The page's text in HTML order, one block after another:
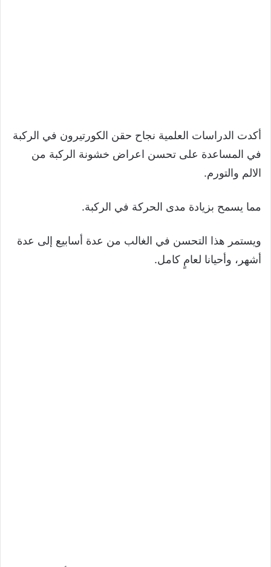
أكدت الدراسات العلمية نجاح حقن الكورتيرون في الركبة
في المساعدة على تحسن اعراض خشونة الركبة من
الالم والتورم.
مما يسمح بزيادة مدى الحركة في الركبة.
ويستمر هذا التحسن في الغالب من عدة أسابيع إلى عدة
أشهر، وأحيانا لعامٍ كامل.